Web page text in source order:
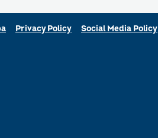
Privacy Policy Social Media Policy